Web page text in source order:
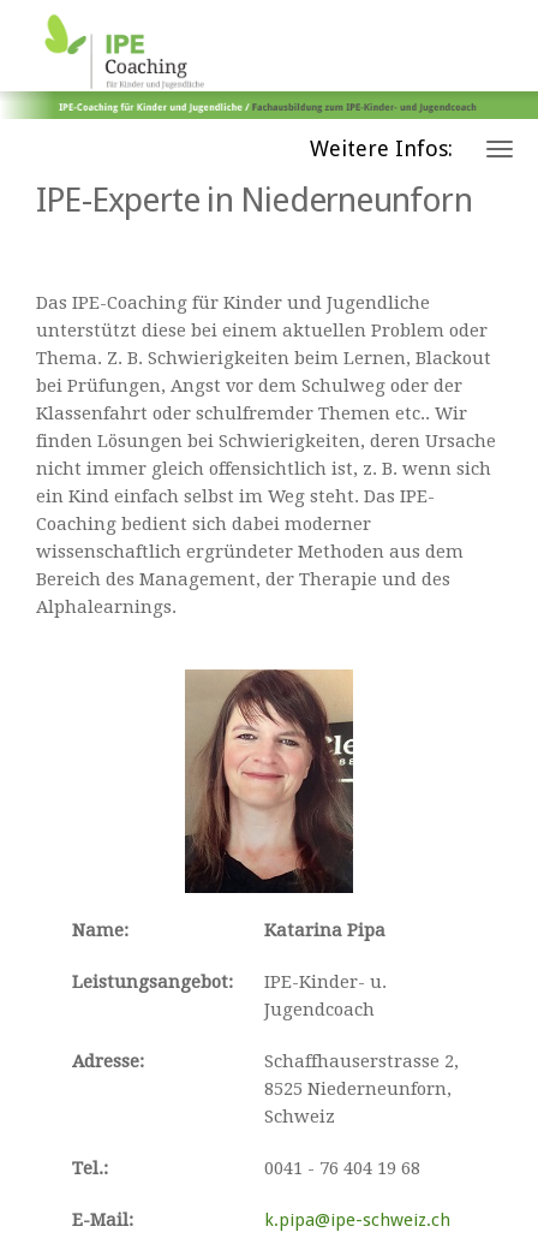
Weitere Infos:
IPE-Experte in Niederneunforn
Das IPE-Coaching für Kinder und Jugendliche
unterstützt diese bei einem aktuellen Problem oder
Thema. Z. B. Schwierigkeiten beim Lernen, Blackout
bei Prüfungen, Angst vor dem Schulweg oder der
Klassenfahrt oder schulfremder Themen etc.. Wir
finden Lösungen bei Schwierigkeiten, deren Ursache
nicht immer gleich offensichtlich ist, z. B. wenn sich
ein Kind einfach selbst im Weg steht. Das IPE-
Coaching bedient sich dabei moderner
wissenschaftlich ergründeter Methoden aus dem
Bereich des Management, der Therapie und des
Alphalearnings.
Name: Katarina Pipa
Leistungsangebot:
IPE-Kinder- u.
Jugendcoach
Adresse:
Schaffhauserstrasse 2,
8525 Niederneunforn,
Schweiz
Tel.: 0041 - 76 404 19 68
E-Mail: k.pipa@ipe-schweiz.ch